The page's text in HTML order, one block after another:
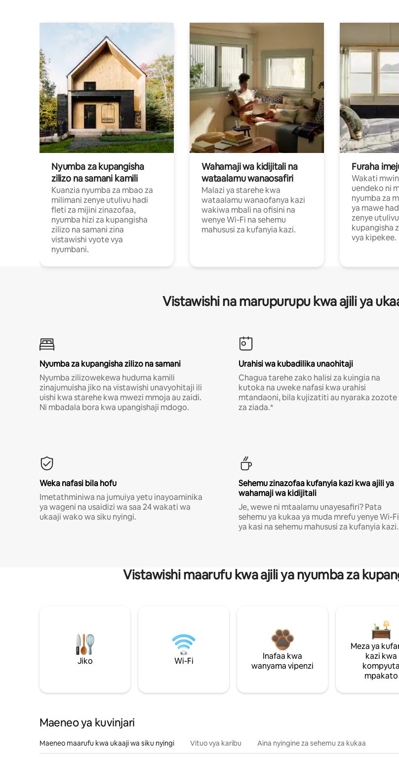
Nyumba za kupangisha
zilizo na samani kamili
Kuanzia nyumba za mbao za
milimani zenye utulivu hadi
fleti za mijini zinazofaa,
nyumba hizi za kupangisha
zilizo na samani zina
vistawishi vyote vya
nyumbani.
Wahamaji wa kidijitali na
wataalamu wanaosafiri
Malazi ya starehe kwa
wataalamu wanaofanya kazi
wakiwa mbali na ofisini na
wenye Wi-Fi na sehemu
mahususi za kufanyia kazi.
Furaha
Wakati
uendeko ni
nyumba za
ya mawe
zenye
kupangisha
vya kipekee.
Vistawishi na marupurupu kwa ajili ya
Nyumba za kupangisha zilizo na samani
Nyumba zilizowekewa huduma kamili
zinajumuisha jiko na vistawishi unavyohitaji ili
uishi kwa starehe kwa mwezi mmoja au zaidi.
Ni mbadala bora kwa upangishaji mdogo.
Urahisi wa kubadilika unaohitaji
Chagua tarehe zako halisi za kuingia na
kutoka na uweke nafasi kwa urahisi
mtandaoni, bila kujizatiti au nyaraka zozote
za ziada.*
Weka nafasi bila hofu
Imetathminiwa na jumuiya yetu inayoaminika
ya wageni na usaidizi wa saa 24 wakati wa
ukaaji wako wa siku nyingi.
Sehemu zinazofaa kufanyia kazi kwa ajili ya
wahamaji wa kidijitali
Je, wewe ni mtaalamu unayesafiri? Pata
sehemu ya kukaa ya muda mrefu yenye Wi-Fi
ya kasi na sehemu mahususi za kufanyia kazi.
Vistawishi maarufu kwa ajili ya nyumba za
Jiko Wi-Fi
Inafaa kwa
wanyama vipenzi
Meza ya
kazi kwa
kompyuta
mpakato
Maeneo ya kuvinjari
Maeneo maarufu kwa ukaaji wa siku nyingi Vituo vya karibu Aina nyingine za sehemu za kukaa